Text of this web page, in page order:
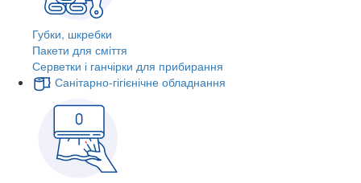
Губки, шкребки
Пакети для сміття
Серветки і ганчірки для прибирання
Санітарно-гігієнічне обладнання